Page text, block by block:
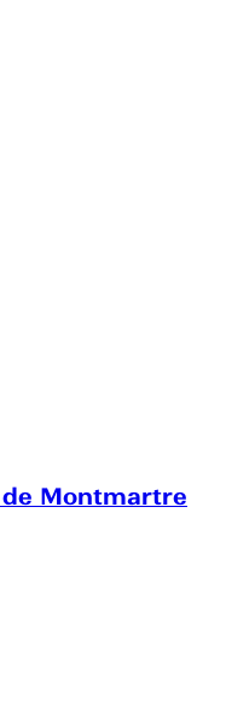
Montmartre